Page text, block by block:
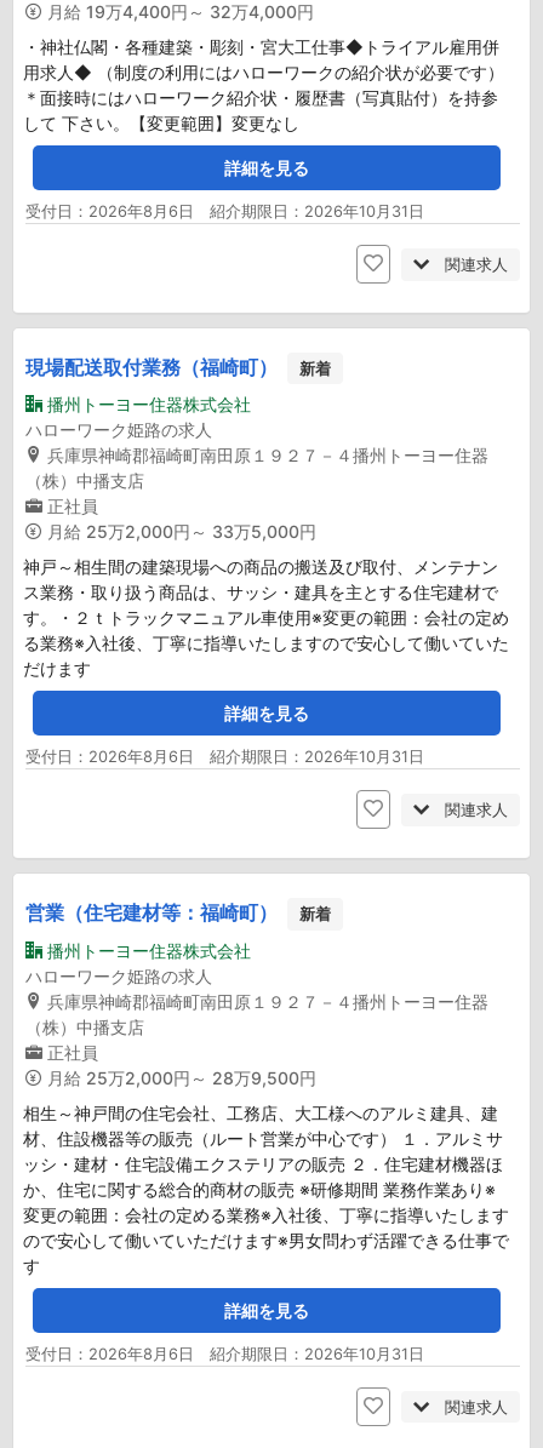
月給 19万4,400円～ 32万4,000円
・神社仏閣・各種建築・彫刻・宮大工仕事◆トライアル雇用併
用求人◆ （制度の利用にはハローワークの紹介状が必要です）
＊面接時にはハローワーク紹介状・履歴書（写真貼付）を持参
して 下さい。【変更範囲】変更なし
詳細を見る
受付日：2026年8月6日 紹介期限日：2026年10月31日
関連求人
現場配送取付業務（福崎町） 新着
播州トーヨー住器株式会社
ハローワーク姫路の求人
兵庫県神崎郡福崎町南田原１９２７－４播州トーヨー住器
（株）中播支店
正社員
月給 25万2,000円～ 33万5,000円
神戸～相生間の建築現場への商品の搬送及び取付、メンテナン
ス業務・取り扱う商品は、サッシ・建具を主とする住宅建材で
す。・２ｔトラックマニュアル車使用※変更の範囲：会社の定め
る業務※入社後、丁寧に指導いたしますので安心して働いていた
だけます
詳細を見る
受付日：2026年8月6日 紹介期限日：2026年10月31日
関連求人
営業（住宅建材等：福崎町） 新着
播州トーヨー住器株式会社
ハローワーク姫路の求人
兵庫県神崎郡福崎町南田原１９２７－４播州トーヨー住器
（株）中播支店
正社員
月給 25万2,000円～ 28万9,500円
相生～神戸間の住宅会社、工務店、大工様へのアルミ建具、建
材、住設機器等の販売（ルート営業が中心です） １．アルミサ
ッシ・建材・住宅設備エクステリアの販売 ２．住宅建材機器ほ
か、住宅に関する総合的商材の販売 ※研修期間 業務作業あり※
変更の範囲：会社の定める業務※入社後、丁寧に指導いたします
ので安心して働いていただけます※男女問わず活躍できる仕事で
す
詳細を見る
受付日：2026年8月6日 紹介期限日：2026年10月31日
関連求人